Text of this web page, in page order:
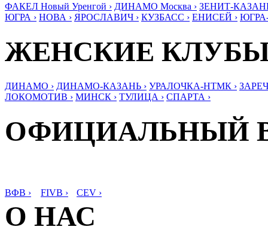
ФАКЕЛ Новый Уренгой › ДИНАМО Москва › ЗЕНИТ-
ЮГРА › НОВА › ЯРОСЛАВИЧ › КУЗБАСС › ЕНИСЕЙ ›
ЖЕНСКИЕ
ДИНАМО › ДИНАМО-КАЗАНЬ › УРАЛОЧКА-НТМК ›
ЛОКОМОТИВ › МИНСК › ТУЛИЦА › СПАРТА ›
ОФИЦИАЛЬНЫЙ
ВФВ › FIVB › CEV ›
О НАС